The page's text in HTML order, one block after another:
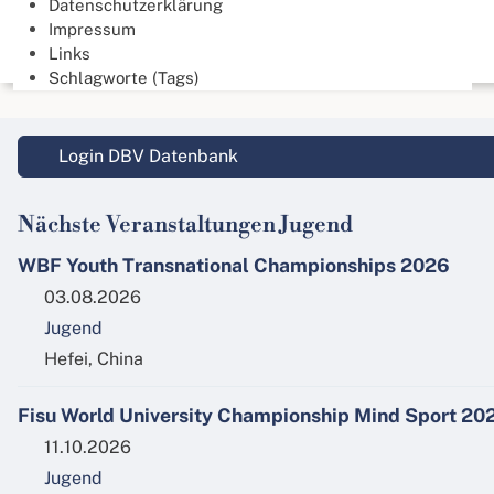
Datenschutzerklärung
Impressum
Links
Schlagworte (Tags)
Login DBV Datenbank
Nächste Veranstaltungen Jugend
WBF Youth Transnational Championships 2026
03.08.2026
Jugend
Hefei, China
Fisu World University Championship Mind Sport
11.10.2026
Jugend